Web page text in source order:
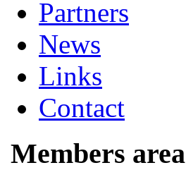
Partners
News
Links
Contact
Members area